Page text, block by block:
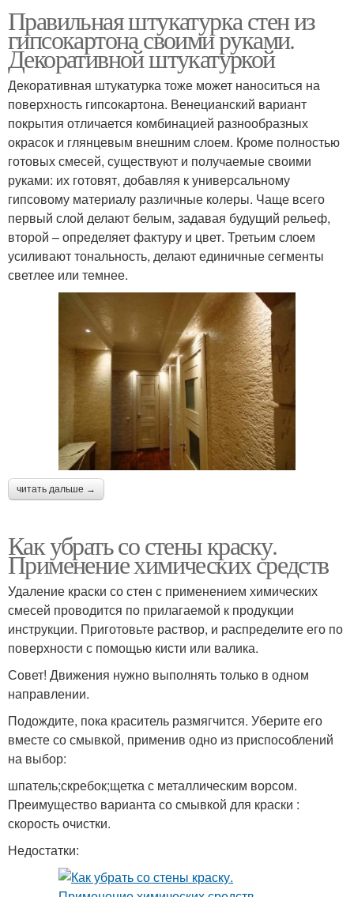
Правильная штукатурка стен из
гипсокартона своими руками.
Декоративной штукатуркой
Декоративная штукатурка тоже может наноситься на
поверхность гипсокартона. Венецианский вариант
покрытия отличается комбинацией разнообразных
окрасок и глянцевым внешним слоем. Кроме полностью
готовых смесей, существуют и получаемые своими
руками: их готовят, добавляя к универсальному
гипсовому материалу различные колеры. Чаще всего
первый слой делают белым, задавая будущий рельеф,
второй – определяет фактуру и цвет. Третьим слоем
усиливают тональность, делают единичные сегменты
светлее или темнее.
читать дальше →
Как убрать со стены краску.
Применение химических средств
Удаление краски со стен с применением химических
смесей проводится по прилагаемой к продукции
инструкции. Приготовьте раствор, и распределите его по
поверхности с помощью кисти или валика.
Совет! Движения нужно выполнять только в одном
направлении.
Подождите, пока краситель размягчится. Уберите его
вместе со смывкой, применив одно из приспособлений
на выбор:
шпатель;скребок;щетка с металлическим ворсом.
Преимущество варианта со смывкой для краски :
скорость очистки.
Недостатки: